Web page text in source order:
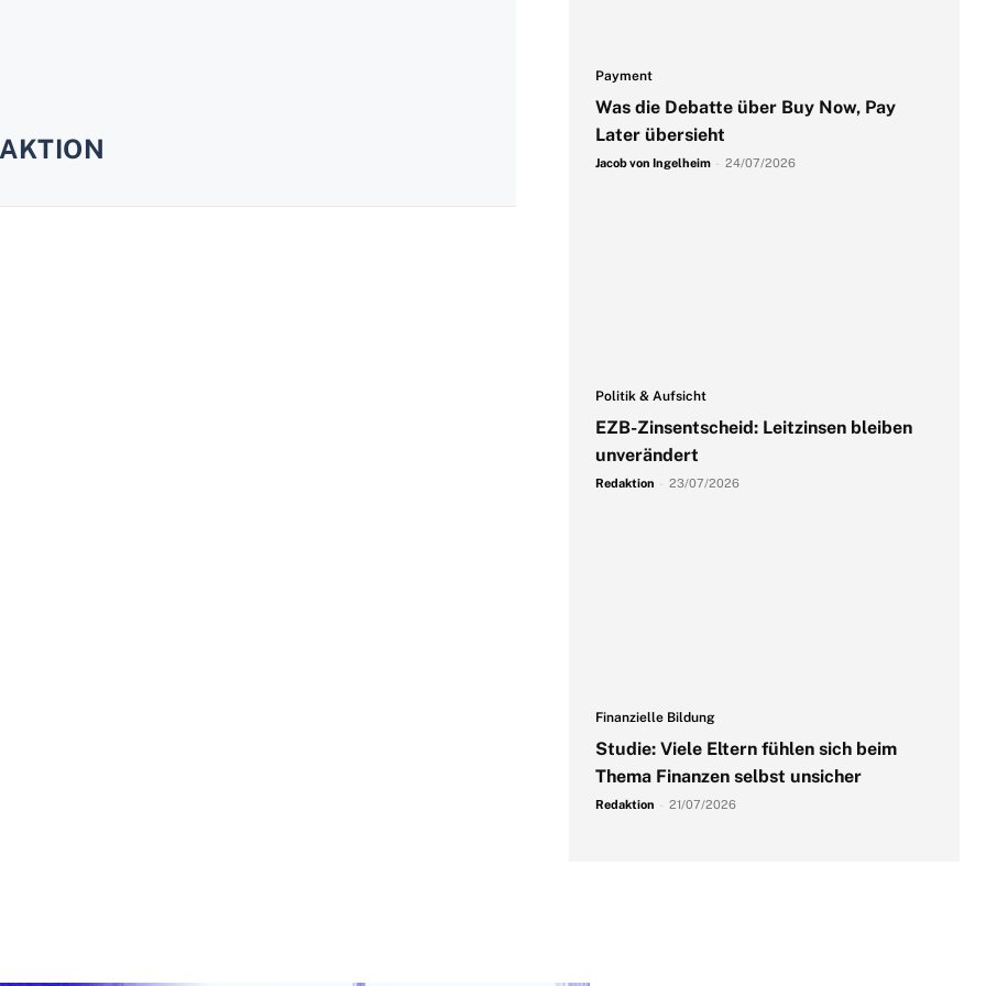
Payment
Was die Debatte über Buy Now, Pay
Later übersieht
Jacob von Ingelheim 24/07/2026
Politik & Aufsicht
EZB-Zinsentscheid: Leitzinsen bleiben
unverändert
Redaktion 23/07/2026
Finanzielle Bildung
Studie: Viele Eltern fühlen sich beim
Thema Finanzen selbst unsicher
Redaktion 21/07/2026